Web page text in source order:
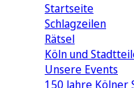
Startseite
Schlagzeilen
Rätsel
Köln und
Unsere Events
150 Jahre